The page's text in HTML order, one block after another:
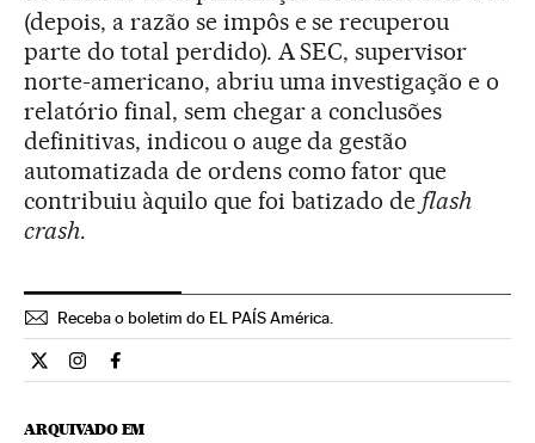
(depois, a razão se impôs e se recuperou
parte do total perdido). A SEC, supervisor
norte-americano, abriu uma investigação e o
relatório final, sem chegar a conclusões
definitivas, indicou o auge da gestão
automatizada de ordens como fator que
contribuiu àquilo que foi batizado de flash
crash.
Receba o boletim do EL PAÍS América.
Economia El País Brasil en Twitter
Economia El País Brasil en Instagram
Economia El País Brasil en Facebook
ARQUIVADO EM